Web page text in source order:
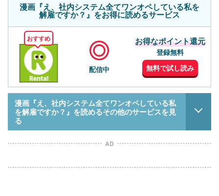
漫画『え、社内システム全てワンオペしている私を
解雇ですか？』をお得に読めるサービス
おすすめ
配信中
お得なポイント還元
登録無料
無料で試し読み
漫画『え、社内システム全てワンオペしている私
を解雇ですか？』を読めるその他のサービスを見
る
AD